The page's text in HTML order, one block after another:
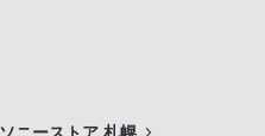
ソニーストア 札幌